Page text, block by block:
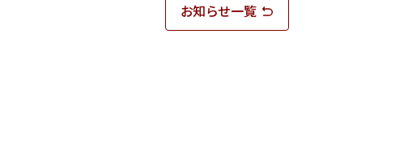
お知らせ一覧